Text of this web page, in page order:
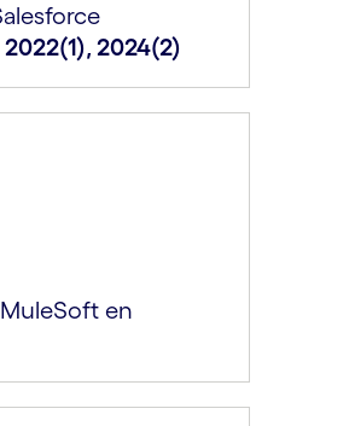
2022(1), 2024(2)
en